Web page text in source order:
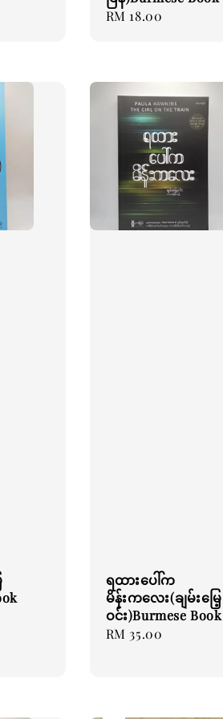
Regular
RM 18.00
ရထားပေါ်က
မိန်းကလေး(ချမ်းမြေ့
ဝင်း)Burmese Book
Regular
RM 35.00